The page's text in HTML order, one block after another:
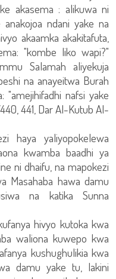
akasema : alikuwa ni
ndani yake na
akaamka akakitafuta,
"kombe liko wapi?"
Salamah aliyekuja
na anayeitwa Burah
"amejihifadhi nafsi yake
441, Dar Al-Kutub Al-
haya yaliyopokelewa
kwamba baadhi ya
ni dhaifu, na mapokezi
Masahaba hawa damu
na katika Sunna
hivyo kutoka kwa
waliona kuwepo kwa
kushughulikia kwa
damu yake tu, lakini